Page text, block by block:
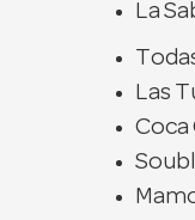
La
Las
Coca